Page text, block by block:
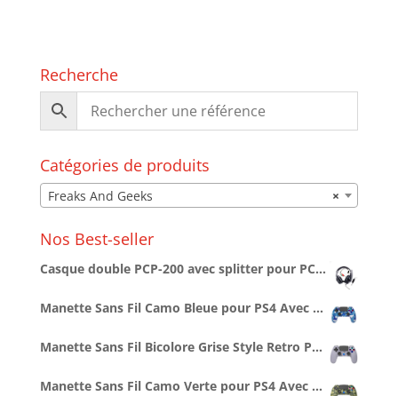
Recherche
Catégories de produits
×
Freaks And Geeks
Nos Best-seller
Casque double PCP-200 avec splitter pour PC/PS4/PS5/XBOXONE/SERIESX/SWITCH
Manette Sans Fil Camo Bleue pour PS4 Avec Prise Jack pour casque et boutons lumineux
Manette Sans Fil Bicolore Grise Style Retro PS1 pour PS4 Avec Prise Jack pour casque et boutons lumineux
Manette Sans Fil Camo Verte pour PS4 Avec Prise Jack pour casque et boutons lumineux